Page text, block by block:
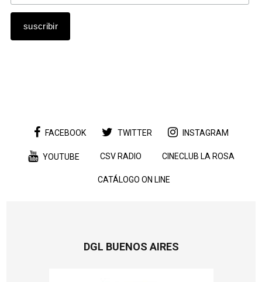
FACEBOOK TWITTER INSTAGRAM
YOUTUBE CSV RADIO CINECLUB LA ROSA
CATÁLOGO ON LINE
DGL BUENOS AIRES